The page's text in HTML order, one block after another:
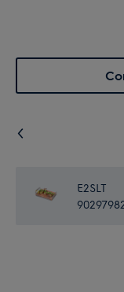
Menu
Coș de
E2SLT